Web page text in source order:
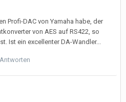
Profi-DAC von Yamaha habe, der
von AES auf RS422, so
Ist ein excellenter DA-Wandler...